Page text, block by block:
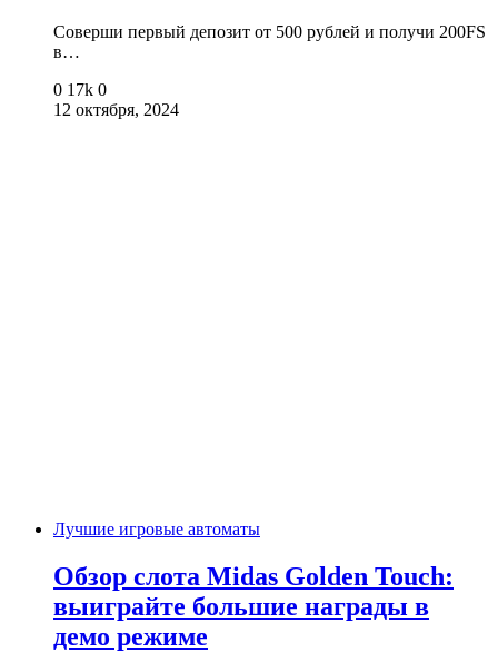
Соверши первый депозит от 500 рублей и получи 200FS
в…
0 17k 0
12 октября, 2024
Лучшие игровые автоматы
Обзор слота Midas Golden Touch:
выиграйте большие награды в
демо режиме